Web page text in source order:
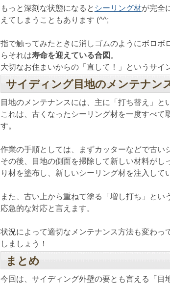
もっと深刻な状態になると シーリング材が完全
えてしまうこともあります (^^;
指で触ってみたときに消しゴムのようにボロボ
らそれは寿命を迎えている合図 。
大切なお住まいからの「直して！」というサイ
サイディング目地のメンテナン
目地のメンテナンスには、主に「打ち替え」と
これは、古くなったシーリング材を一度すべ
す。
作業の手順としては、まずカッターなどで古い
その後、目地の側面を掃除して新しい材料が
り材を塗布し、新しいシーリング材を注入して
また、古い上から重ねて塗る「増し打ち」と
応急的な対応と言えます。
状況によって適切なメンテナンス方法も変わ
しましょう！
まとめ
今回は、サイディング外壁の要とも言える「